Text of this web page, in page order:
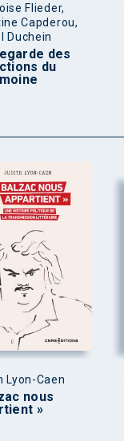
Flieder,
Capderou,
Duchein
des
du
Lyon-Caen
nous
»